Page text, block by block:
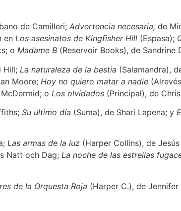
de Camilleri; Advertencia necesaria, de
en Los asesinatos de Kingfisher Hill (Espasa);
o Madame B (Reservoir Books), de Sandrine
Hill; La naturaleza de la bestia (Salamandra),
Moore; Hoy no quiero matar a nadie
o Los olvidados (Principal), de
Su último día (Suma), de Shari Lapena; y
Las armas de la luz (Harper Collins), de
Natt och Dag; La noche de las estrellas
de la Orquesta Roja (Harper C.), de Jennifer